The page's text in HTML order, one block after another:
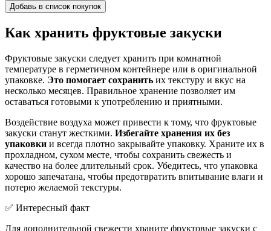
Добавь в список покупок
Как хранить фруктовые закуски
Фруктовые закуски следует хранить при комнатной
температуре в герметичном контейнере или в оригинальной
упаковке. Это помогает сохранить их текстуру и вкус на
несколько месяцев. Правильное хранение позволяет им
оставаться готовыми к употреблению и приятными.
Воздействие воздуха может привести к тому, что фруктовые
закуски станут жесткими. Избегайте хранения их без
упаковки и всегда плотно закрывайте упаковку. Храните их в
прохладном, сухом месте, чтобы сохранить свежесть и
качество на более длительный срок. Убедитесь, что упаковка
хорошо запечатана, чтобы предотвратить впитывание влаги и
потерю желаемой текстуры.
✅ Интересный факт
Для дополнительной свежести храните фруктовые закуски с